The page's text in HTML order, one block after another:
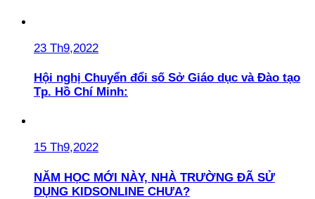
23 Th9,2022
Hội nghị Chuyển đổi số Sở Giáo dục và Đào tạo
Tp. Hồ Chí Minh:
15 Th9,2022
NĂM HỌC MỚI NÀY, NHÀ TRƯỜNG ĐÃ SỬ
DỤNG KIDSONLINE CHƯA?